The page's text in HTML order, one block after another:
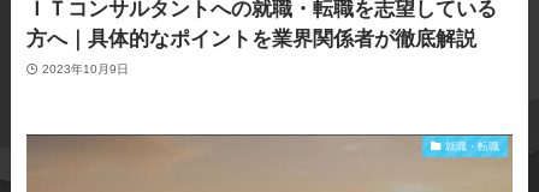
ＩＴコンサルタントへの就職・転職を志望している
方へ｜具体的なポイントを業界関係者が徹底解説
2023年10月9日
就職・転職